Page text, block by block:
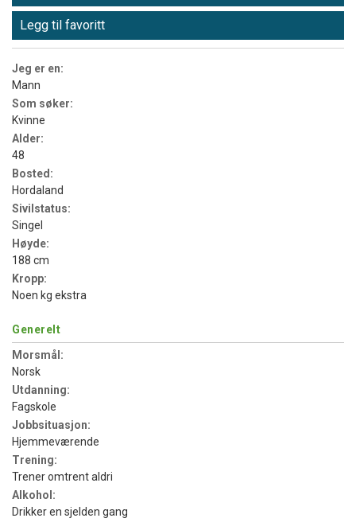
Legg til favoritt
Jeg er en:
Mann
Som søker:
Kvinne
Alder:
48
Bosted:
Hordaland
Sivilstatus:
Singel
Høyde:
188 cm
Kropp:
Noen kg ekstra
Generelt
Morsmål:
Norsk
Utdanning:
Fagskole
Jobbsituasjon:
Hjemmeværende
Trening:
Trener omtrent aldri
Alkohol:
Drikker en sjelden gang